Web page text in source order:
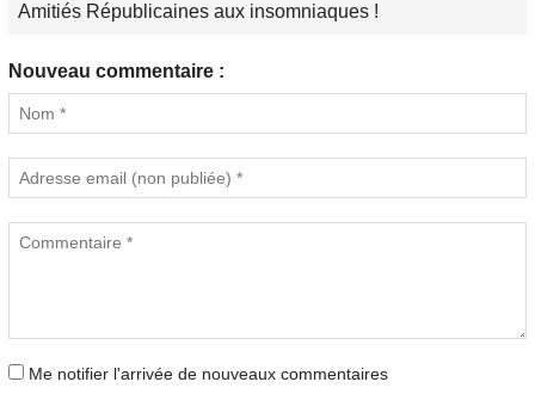
Amitiés Républicaines aux insomniaques !
Nouveau commentaire :
Me notifier l'arrivée de nouveaux commentaires